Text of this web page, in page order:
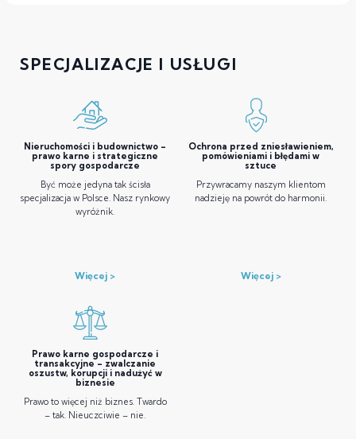
SPECJALIZACJE I USŁUGI
Nieruchomości i budownictwo –
prawo karne i strategiczne
spory gospodarcze
Być może jedyna tak ścisła
specjalizacja w Polsce. Nasz rynkowy
wyróżnik.
Więcej
Ochrona przed zniesławieniem,
pomówieniami i błędami w
sztuce
Przywracamy naszym klientom
nadzieję na powrót do harmonii.
Więcej
Prawo karne gospodarcze i
transakcyjne – zwalczanie
oszustw, korupcji i nadużyć w
biznesie
Prawo to więcej niż biznes. Twardo
– tak. Nieuczciwie – nie.